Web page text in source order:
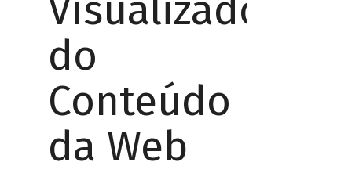
Visualizador
do
Conteúdo
da Web